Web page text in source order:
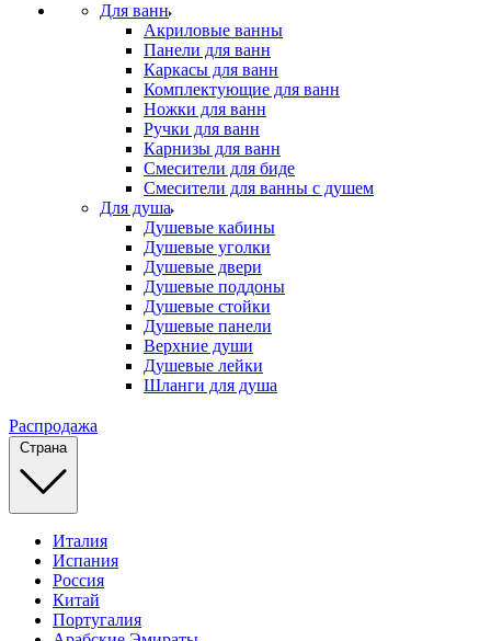
Для ванн
Акриловые ванны
Панели для ванн
Каркасы для ванн
Комплектующие для ванн
Ножки для ванн
Ручки для ванн
Карнизы для ванн
Смесители для биде
Смесители для ванны с душем
Для душа
Душевые кабины
Душевые уголки
Душевые двери
Душевые поддоны
Душевые стойки
Душевые панели
Верхние души
Душевые лейки
Шланги для душа
Распродажа
Страна
Италия
Испания
Россия
Китай
Португалия